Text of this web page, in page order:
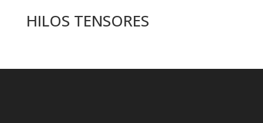
HILOS TENSORES